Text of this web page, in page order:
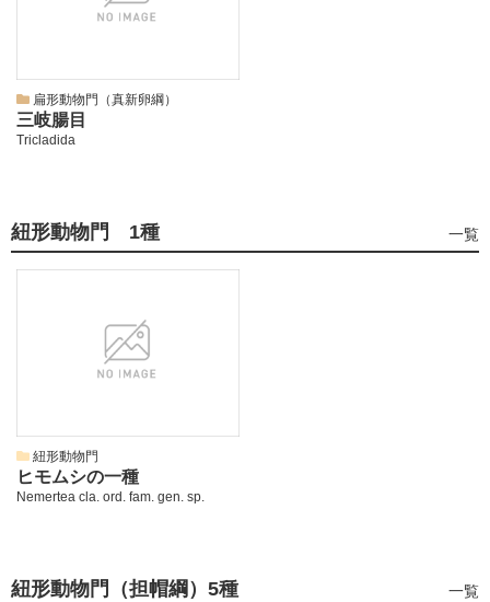
扁形動物門（真新卵綱）
三岐腸目
Tricladida
紐形動物門 1種
紐
形
一覧
紐形動物門
ヒモムシの一種
Nemertea cla. ord. fam. gen. sp.
紐形動物門（担帽綱） 5種
紐
一覧